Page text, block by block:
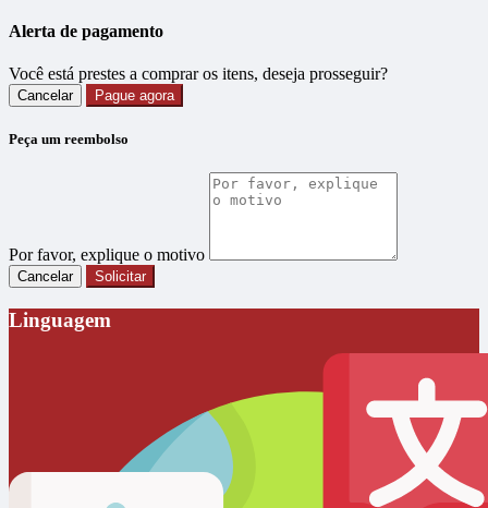
Alerta de pagamento
Você está prestes a comprar os itens, deseja prosseguir?
Cancelar Pague agora
Peça um reembolso
Por favor, explique o motivo
Cancelar Solicitar
Linguagem